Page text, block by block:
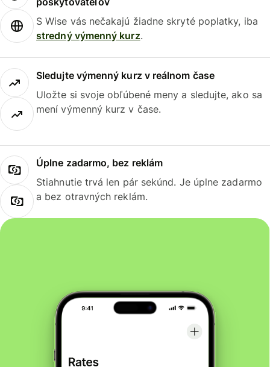
S Wise vás nečakajú žiadne skryté poplatky, iba
stredný výmenný kurz.
Sledujte výmenný kurz v reálnom čase
Uložte si svoje obľúbené meny a sledujte, ako sa
mení výmenný kurz v čase.
Úplne zadarmo, bez reklám
Stiahnutie trvá len pár sekúnd. Je úplne zadarmo
a bez otravných reklám.